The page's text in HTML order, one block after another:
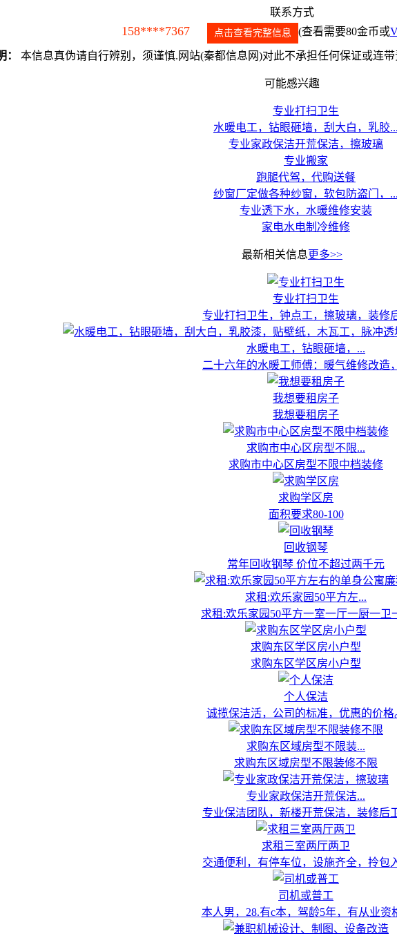
联系方式
158****7367 点击查看完整信息 (查看需要80金币或
： 本信息真伪请自行辨别，须谨慎.网站(秦都信息网)对此不承担任何保证或连
可能感兴趣
专业打扫卫生
水暖电工，钻眼砸墙，刮大白，乳胶...
专业家政保洁开荒保洁，擦玻璃
专业搬家
跑腿代驾，代购送餐
纱窗厂定做各种纱窗，软包防盗门，...
专业透下水，水暖维修安装
家电水电制冷维修
最新相关信息更多>>
专业打扫卫生
专业打扫卫生，钟点工，擦玻璃，装修
水暖电工，钻眼砸墙，...
二十六年的水暖工师傅：暖气维修改造
我想要租房子
我想要租房子
求购市中心区房型不限...
求购市中心区房型不限中档装修
求购学区房
面积要求80-100
回收钢琴
常年回收钢琴 价位不超过两千元
求租:欢乐家园50平方左...
求租:欢乐家园50平方一室一厅一厨一卫
求购东区学区房小户型
求购东区学区房小户型
个人保洁
诚揽保洁活，公司的标准，优惠的价格
求购东区域房型不限装...
求购东区域房型不限装修不限
专业家政保洁开荒保洁...
专业保洁团队，新楼开荒保洁，装修后
求租三室两厅两卫
交通便利，有停车位，设施齐全，拎包
司机或普工
本人男，28.有c本，驾龄5年，有从业资